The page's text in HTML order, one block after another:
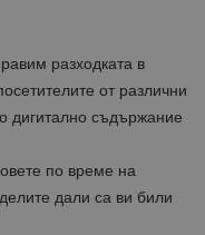
разходката в
от различни
дигитално съдържание
по време на
дали са ви били